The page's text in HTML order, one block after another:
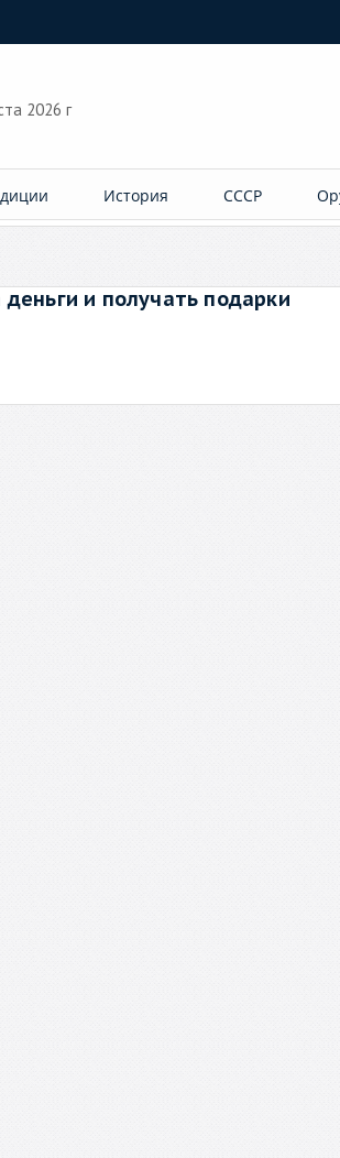
2026 г
История СССР
и получать подарки